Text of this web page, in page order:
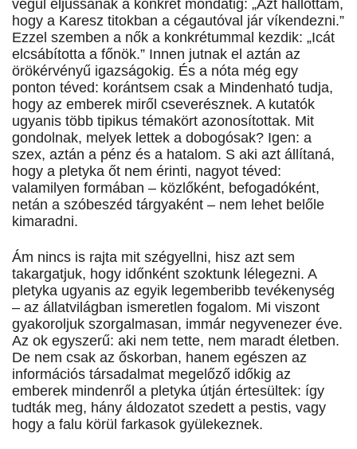
végül eljussanak a konkrét mondatig: „Azt hallottam,
hogy a Karesz titokban a cégautóval jár víkendezni.”
Ezzel szemben a nők a konkrétummal kezdik: „Icát
elcsábította a főnök.” Innen jutnak el aztán az
örökérvényű igazságokig. És a nóta még egy
ponton téved: korántsem csak a Mindenható tudja,
hogy az emberek miről cseverésznek. A kutatók
ugyanis több tipikus témakört azonosítottak. Mit
gondolnak, melyek lettek a dobogósak? Igen: a
szex, aztán a pénz és a hatalom. S aki azt állítaná,
hogy a pletyka őt nem érinti, nagyot téved:
valamilyen formában – közlőként, befogadóként,
netán a szóbeszéd tárgyaként – nem lehet belőle
kimaradni.
Ám nincs is rajta mit szégyellni, hisz azt sem
takargatjuk, hogy időnként szoktunk lélegezni. A
pletyka ugyanis az egyik legemberibb tevékenység
– az állatvilágban ismeretlen fogalom. Mi viszont
gyakoroljuk szorgalmasan, immár negyvenezer éve.
Az ok egyszerű: aki nem tette, nem maradt életben.
De nem csak az őskorban, hanem egészen az
információs társadalmat megelőző időkig az
emberek mindenről a pletyka útján értesültek: így
tudták meg, hány áldozatot szedett a pestis, vagy
hogy a falu körül farkasok gyülekeznek.